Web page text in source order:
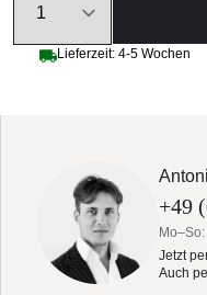
Lieferzeit: 4-5 Wochen
+49
Jetzt
Auch